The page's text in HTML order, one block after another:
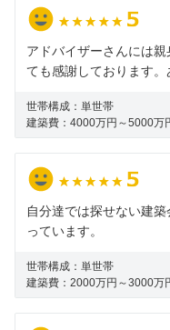
アドバイザーさんには
ても感謝しております。
世帯構成： 単世帯
建築費： 4000万円～5000万
自分達では探せない建
っています。
世帯構成： 単世帯
建築費： 2000万円～3000万